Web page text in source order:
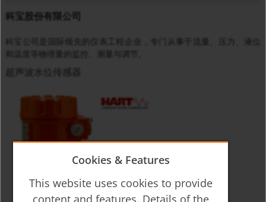
科宝股份有限公司
科宝公司是国际领先的仪表工程企业，专门从事于流量、压力、液位
和温度等物理量的监控、测量与调节。
超声波水位传感器
Cookies & Features
This website uses cookies to provide
content and features. Details of the